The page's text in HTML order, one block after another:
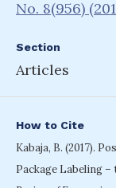
No. 8(956)
Section
Articles
How to Cite
Kabaja, B. (2017).
Package Labeling